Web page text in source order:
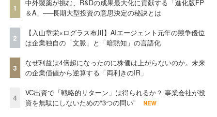
1
中外製薬が挑む、R&Dの成果最大化に貢献する「進化版FP
＆A」──長期大型投資の意思決定の秘訣とは
2
【入山章栄×ログラス布川】AIエージェント元年の競争優位
は企業独自の「文脈」と「暗黙知」の言語化
3
なぜ利益は4倍超になったのに株価は上がらないのか。未来
の企業価値から逆算する「両利きのIR」
4
VC出資で「戦略的リターン」は得られるか？ 事業会社が投
資を無駄にしないための“3つの問い”
NEW